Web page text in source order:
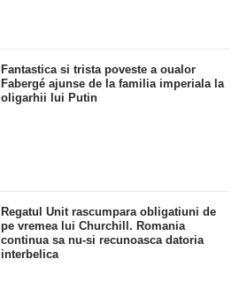
Fantastica si trista poveste a oualor
Fabergé ajunse de la familia imperiala la
oligarhii lui Putin
Regatul Unit rascumpara obligatiuni de
pe vremea lui Churchill. Romania
continua sa nu-si recunoasca datoria
interbelica